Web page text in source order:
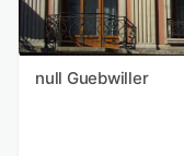
null Guebwiller